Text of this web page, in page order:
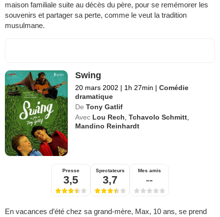
maison familiale suite au décès du père, pour se remémorer les
souvenirs et partager sa perte, comme le veut la tradition
musulmane.
Swing
20 mars 2002 | 1h 27min | Comédie
dramatique
De Tony Gatlif
Avec Lou Rech,Tchavolo Schmitt,
Mandino Reinhardt
Presse
3,5
Spectateurs
3,7
Mes amis
--
En vacances d’été chez sa grand-mère, Max, 10 ans, se prend